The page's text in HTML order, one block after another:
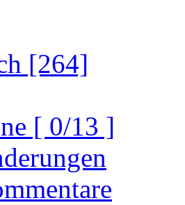
[264]
[ 0/13 ]